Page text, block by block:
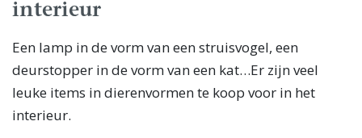
interieur
Een lamp in de vorm van een struisvogel, een
deurstopper in de vorm van een kat…Er zijn veel
leuke items in dierenvormen te koop voor in het
interieur.